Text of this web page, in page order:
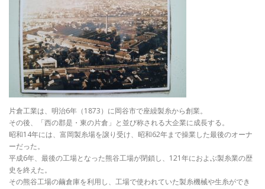
片倉工業は、明治6年（1873）に岡谷市で座繰製糸から創業。
その後、「西の郡是・東の片倉」と並び称される大企業に成長する。
昭和14年には、富岡製糸場を譲り受け、昭和62年まで操業した最後のオーナ
ーだった。
平成6年、最後の工場となった熊谷工場が閉鎖し、121年におよぶ製糸業の歴
史を終えた。
その熊谷工場の繭倉庫を利用し、工場で使われていた製糸機械や生糸ができ